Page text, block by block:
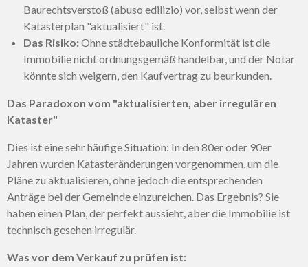
Baurechtsverstoß (abuso edilizio) vor, selbst wenn der
Katasterplan "aktualisiert" ist.
Das Risiko:Ohne städtebauliche Konformität ist die
Immobilie nicht ordnungsgemäß handelbar, und der Notar
könnte sich weigern, den Kaufvertrag zu beurkunden.
Das Paradoxon vom "aktualisierten, aber irregulären
Kataster"
Dies ist eine sehr häufige Situation: In den 80er oder 90er
Jahren wurden Katasteränderungen vorgenommen, um die
Pläne zu aktualisieren, ohne jedoch die entsprechenden
Anträge bei der Gemeinde einzureichen. Das Ergebnis? Sie
haben einen Plan, der perfekt aussieht, aber die Immobilie ist
technisch gesehen irregulär.
Was vor dem Verkauf zu prüfen ist: